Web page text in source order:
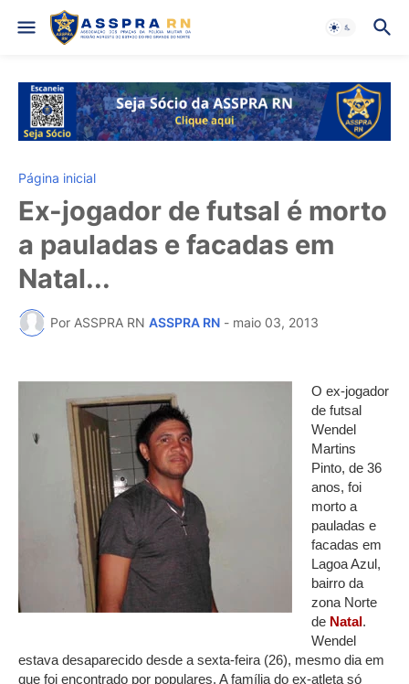
Página inicial
Ex-jogador de futsal é morto
a pauladas e facadas em
Natal...
Por ASSPRA RN ASSPRA RN - maio 03, 2013
O ex-jogador
de futsal
Wendel
Martins
Pinto, de 36
anos, foi
morto a
pauladas e
facadas em
Lagoa Azul,
bairro da
zona Norte
de Natal.
Wendel
estava desaparecido desde a sexta-feira (26), mesmo dia em
que foi encontrado por populares. A família do ex-atleta só